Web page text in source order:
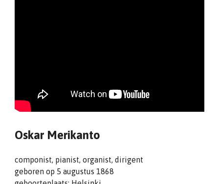
Oskar Merikanto
componist, pianist, organist, dirigent
geboren op 5 augustus 1868